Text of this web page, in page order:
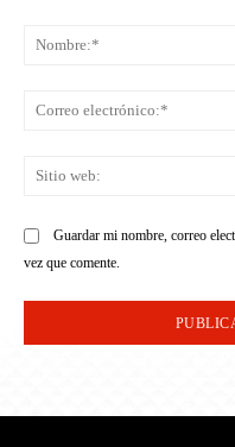
Guardar mi nombre, correo
vez que comente.